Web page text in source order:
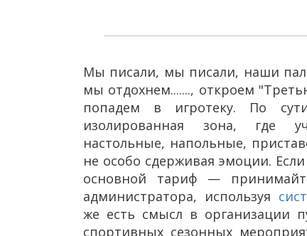
Мы писали, мы писали, наши
мы отдохнем......., откроем
попадем в игротеку. По
изолированная зона, где
настольные, напольные,
не особо сдерживая эмоции. Если
основной тариф —
администратора, используя
же есть смысл в организации
спортивных сезонных